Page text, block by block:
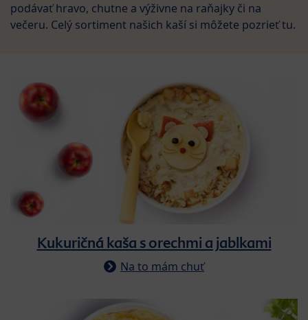
podávať hravo, chutne a výživne na raňajky či na
večeru. Celý sortiment našich kaší si môžete pozrieť tu.
Kukuričná kaša s orechmi a jablkami
Na to mám chuť